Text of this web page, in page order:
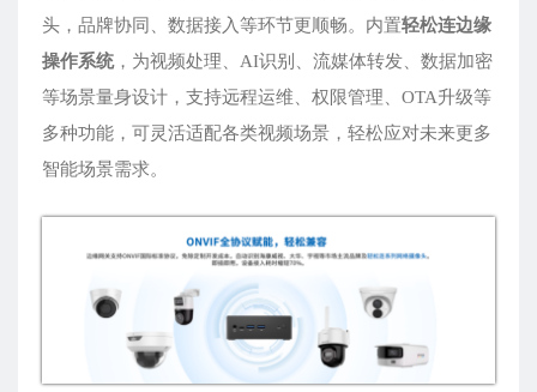
头，品牌协同、数据接入等环节更顺畅。内置轻松连边缘
操作系统，为视频处理、AI识别、流媒体转发、数据加密
等场景量身设计，支持远程运维、权限管理、OTA升级等
多种功能，可灵活适配各类视频场景，轻松应对未来更多
智能场景需求。